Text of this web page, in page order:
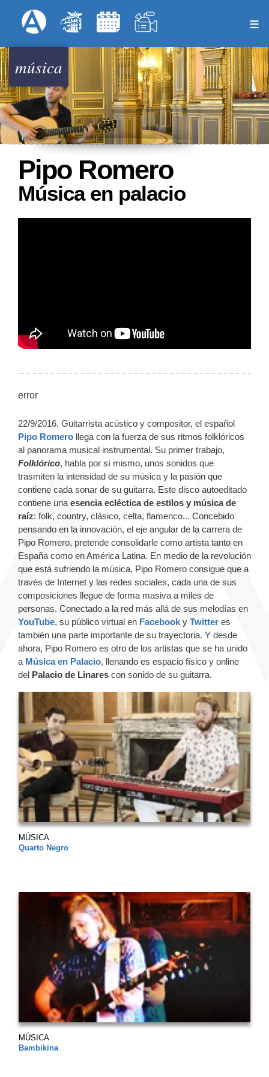
al
principal
Menú Superior
música
Pipo Romero
Música en palacio
error
22/9/2016. Guitarrista acústico y compositor, el español
Pipo Romero llega con la fuerza de sus ritmos folklóricos
al panorama musical instrumental. Su primer trabajo,
Folklórico, habla por sí mismo, unos sonidos que
trasmiten la intensidad de su música y la pasión que
contiene cada sonar de su guitarra. Este disco autoeditado
contiene una esencia ecléctica de estilos y música de
raíz: folk, country, clásico, celta, flamenco... Concebido
pensando en la innovación, el eje angular de la carrera de
Pipo Romero, pretende consolidarle como artista tanto en
España como en América Latina. En medio de la revolución
que está sufriendo la música, Pipo Romero consigue que a
través de Internet y las redes sociales, cada una de sus
composiciones llegue de forma masiva a miles de
personas. Conectado a la red más allá de sus melodías en
YouTube, su público virtual en Facebook y Twitter es
también una parte importante de su trayectoria. Y desde
ahora, Pipo Romero es otro de los artistas que se ha unido
a Música en Palacio, llenando es espacio físico y online
del Palacio de Linares con sonido de su guitarra.
MÚSICA
Quarto Negro
MÚSICA
Bambikina